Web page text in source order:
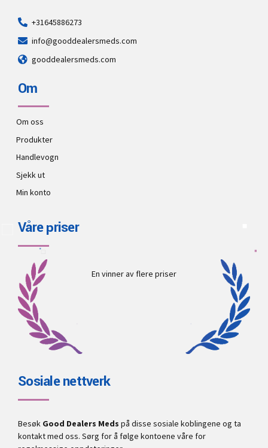
+31645886273
info@gooddealersmeds.com
gooddealersmeds.com
Om
Om oss
Produkter
Handlevogn
Sjekk ut
Min konto
Våre priser
En vinner av flere priser
Sosiale nettverk
Besøk Good Dealers Meds på disse sosiale koblingene og ta
kontakt med oss. Sørg for å følge kontoene våre for